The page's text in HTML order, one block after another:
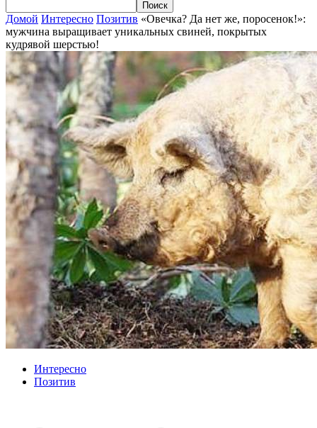
Домой Интересно Позитив «Овечка? Да нет же, поросенок!»:
мужчина выращивает уникальных свиней, покрытых
кудрявой шерстью!
Интересно
Позитив